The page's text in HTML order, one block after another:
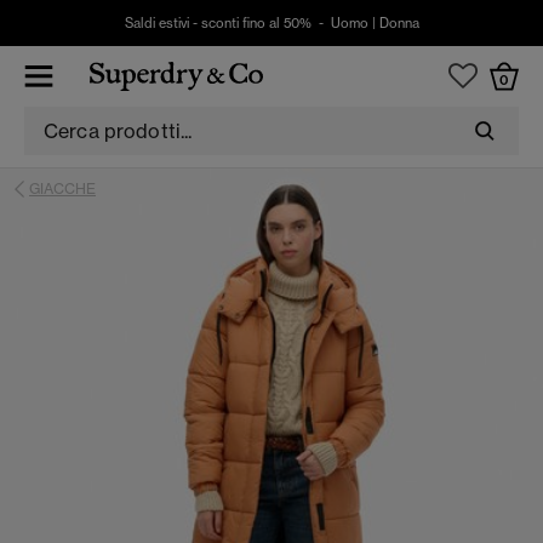
Saldi estivi - sconti fino al 50% - Uomo Donna
0
GIACCHE